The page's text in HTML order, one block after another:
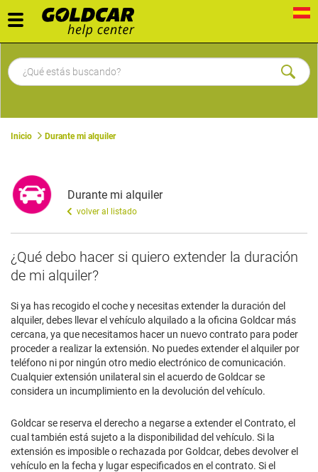
Toggle
navigation
Inicio Durante mi alquiler
Durante mi alquiler
volver al listado
​¿Qué debo hacer si quiero extender la duración
de mi alquiler?
Si ya has recogido el coche y necesitas extender la duración del
alquiler, debes llevar el vehículo alquilado a la oficina Goldcar más
cercana, ya que necesitamos hacer un nuevo contrato para poder
proceder a realizar la extensión. No puedes extender el alquiler por
teléfono ni por ningún otro medio electrónico de comunicación.
Cualquier extensión unilateral sin el acuerdo de Goldcar se
considera un incumplimiento en la devolución del vehículo.
Goldcar se reserva el derecho a negarse a extender el Contrato, el
cual también está sujeto a la disponibilidad del vehículo. Si la
extensión es imposible o rechazada por Goldcar, debes devolver el
vehículo en la fecha y lugar especificados en el contrato. Si el